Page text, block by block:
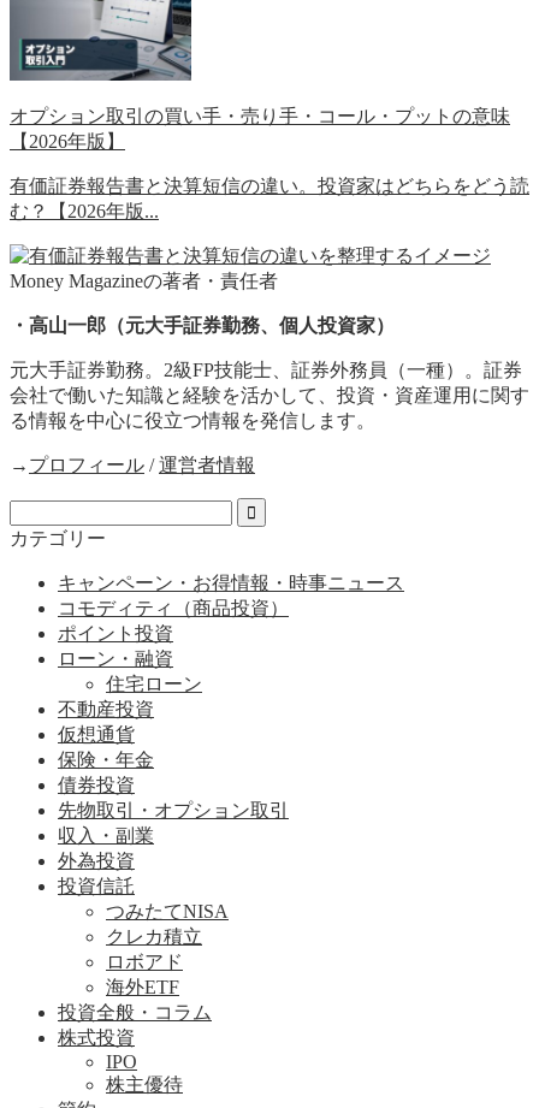
オプション取引の買い手・売り手・コール・プットの意味
【2026年版】
有価証券報告書と決算短信の違い。投資家はどちらをどう読
む？【2026年版...
Money Magazineの著者・責任者
・高山一郎（元大手証券勤務、個人投資家）
元大手証券勤務。2級FP技能士、証券外務員（一種）。証券
会社で働いた知識と経験を活かして、投資・資産運用に関す
る情報を中心に役立つ情報を発信します。
→ プロフィール /運営者情報
カテゴリー
キャンペーン・お得情報・時事ニュース
コモディティ（商品投資）
ポイント投資
ローン・融資
住宅ローン
不動産投資
仮想通貨
保険・年金
債券投資
先物取引・オプション取引
収入・副業
外為投資
投資信託
つみたてNISA
クレカ積立
ロボアド
海外ETF
投資全般・コラム
株式投資
IPO
株主優待